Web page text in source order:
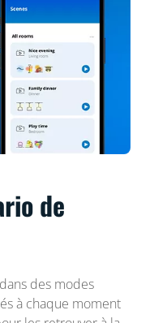
de
des modes
à chaque moment